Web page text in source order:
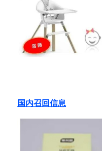
国内召回信息